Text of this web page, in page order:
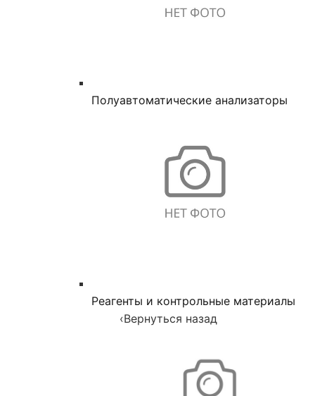
Полуавтоматические анализаторы
Реагенты и контрольные материалы
‹Вернуться назад